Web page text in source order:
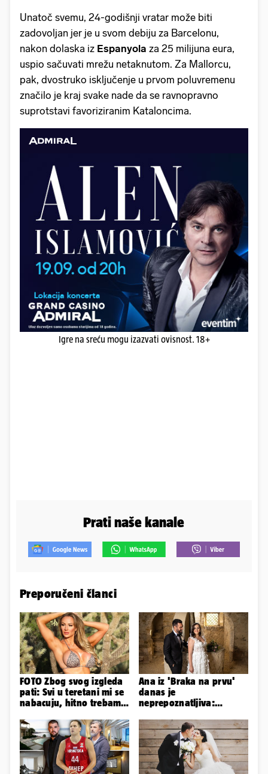
Unatoč svemu, 24-godišnji vratar može biti
zadovoljan jer je u svom debiju za Barcelonu,
nakon dolaska iz Espanyola za 25 milijuna eura,
uspio sačuvati mrežu netaknutom. Za Mallorcu,
pak, dvostruko isključenje u prvom poluvremenu
značilo je kraj svake nade da se ravnopravno
suprotstavi favoriziranim Kataloncima.
Igre na sreću mogu izazvati ovisnost. 18+
Prati naše kanale
Preporučeni članci
FOTO Zbog svog izgleda
pati: Svi u teretani mi se
nabacuju, hitno trebam
Ana iz 'Braka na prvu'
danas je
neprepoznatljiva:
ovako sad izgleda